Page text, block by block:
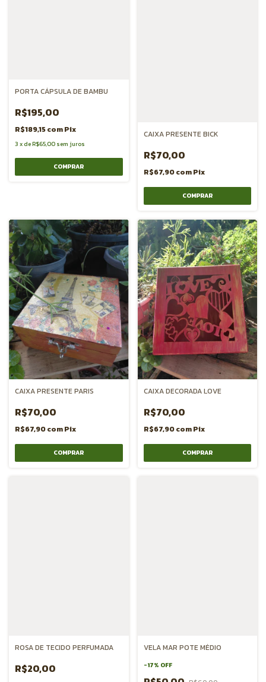
PORTA CÁPSULA DE BAMBU
R$195,00
R$189,15comPix
3 xdeR$65,00 sem juros
CAIXA PRESENTE BICK
R$70,00
R$67,90comPix
CAIXA PRESENTE PARIS
R$70,00
R$67,90comPix
CAIXA DECORADA LOVE
R$70,00
R$67,90comPix
ROSA DE TECIDO PERFUMADA
R$20,00
VELA MAR POTE MÉDIO
-17% OFF